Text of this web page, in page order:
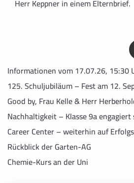
Herr Keppner in einemElternbrief.
Informationen vom 17.07.26, 15:30
125. Schuljubiläum – Fest am 12.
Good by, Frau Kelle & Herr
Nachhaltigkeit – Klasse 9a engagiert
Career Center – weiterhin auf
Rückblick der Garten-AG
Chemie-Kurs an der Uni